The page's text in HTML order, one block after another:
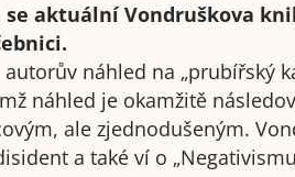
se aktuální Vondruškova
náhled na „prubířský
náhled je okamžitě
ale zjednodušeným.
a také ví o